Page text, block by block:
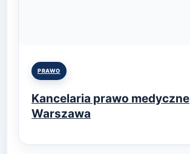
Posted
PRAWO
Kancelaria prawo medyczne
Warszawa